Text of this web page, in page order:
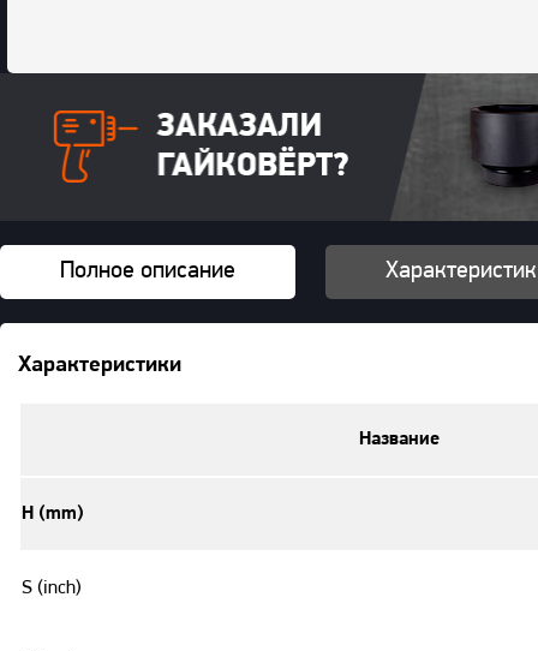
Полное описание
Характеристики
Название
H (mm)
S (inch)